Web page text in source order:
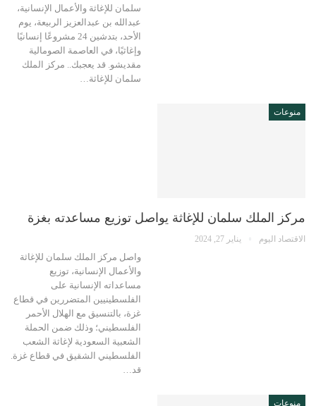
سلمان للإغاثة والأعمال الإنسانية،
عبدالله بن عبدالعزيز الربيعة، يوم
الأحد، بتدشين 24 مشروعًا إنسانيًا
وإغاثيًا، في العاصمة الصومالية
مقديشو. قد يعجبك.. مركز الملك
سلمان للإغاثة…
منوعات
مركز الملك سلمان للإغاثة يواصل توزيع مساعدته بغزة
الاقتصاد اليوم يناير 27, 2024
واصل مركز الملك سلمان للإغاثة
والأعمال الإنسانية، توزيع
مساعداته الإنسانية على
الفلسطينيين المتضررين في قطاع
غزة، بالتنسيق مع الهلال الأحمر
الفلسطيني؛ وذلك ضمن الحملة
الشعبية السعودية لإغاثة الشعب
الفلسطيني الشقيق في قطاع غزة.
قد…
منوعات